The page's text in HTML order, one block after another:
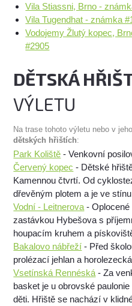
Vila Stiassni, Brno -
Vila Tugendhat - známka
Vodojemy Žlutý kopec,
#2905
DĚTSKÁ
VÝLETU
Na trase tohoto výletu nebo v
dětských hřištích:
Park Koliště - Venkovní
Červený kopec - Dětské
Kamennou čtvrtí. Od
dřevěným plotem a je ve
Vodní - Leitnerova -
zastávkou Hybešova s
houpacím kruhem a
Bakalovo nábřeží - Před
prolézací jehlan a
Vsetínská Rennéská - Za
basket je u obrovské
děti. Hřiště se nachází v